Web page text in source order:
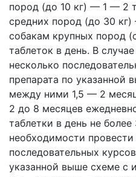
пород (до 10 кг) — 1 — 2
средних пород (до 30
собакам крупных пород
таблеток в день. В
несколько
препарата по указанной
между ними 1,5 — 2
2 до 8 месяцев
таблетки в день не
необходимости провести
последовательных
указанной выше схеме с